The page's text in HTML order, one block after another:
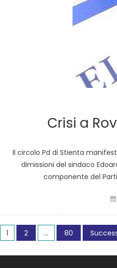
Crisi a
Il circolo Pd di Stienta
dimissioni del sindaco
componente del
1 2 … 80